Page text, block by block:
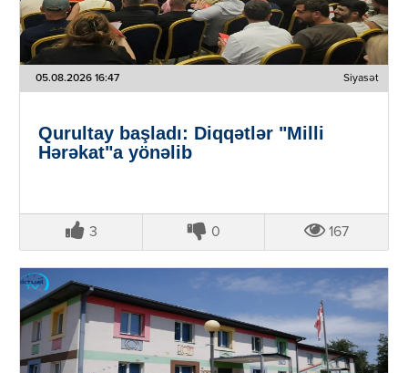
05.08.2026 16:47 Siyasət
Qurultay başladı: Diqqətlər "Milli
Hərəkat"a yönəlib
3 0 167